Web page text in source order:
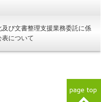
び文書整理支援業務委託に係
について